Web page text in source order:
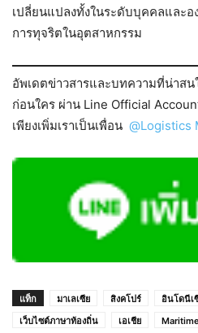
เปลี่ยนแปลงทั้งในระดับบุคคลและ
การทุจริตในอุตสาหกรรม
อัพเดตข่าวสารและบทความที่น่าส
ก่อนใคร ผ่าน Line Official
เพียงเพิ่มเราเป็นเพื่อน @Logistics
แท็ก มาเลเซีย สิงคโปร์ อินโดนีเ
เว็บไซต์ภาษาท้องถิ่น
เอเชีย